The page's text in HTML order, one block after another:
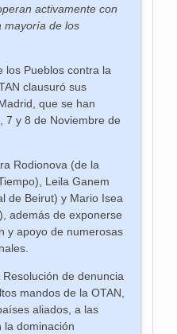
activamente con
mayoría de los
los Pueblos contra la
clausuró sus
que se han
7 y 8 de Noviembre de
Rodionova (de la
Leila Ganem
de Beirut) y Mario Isea
además de exponerse
y apoyo de numerosas
de denuncia
mandos de la OTAN,
aliados, a las
la dominación